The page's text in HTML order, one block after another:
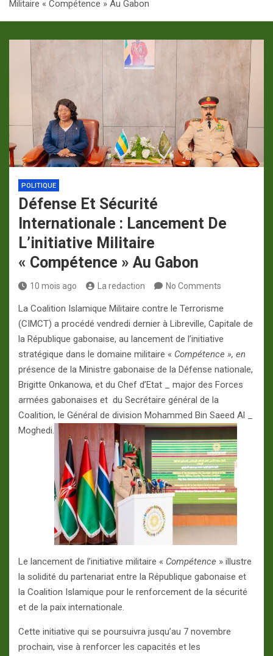
Militaire « Compétence » Au Gabon
POLITIQUE
Défense Et Sécurité
Internationale : Lancement De
L’initiative Militaire
« Compétence » Au Gabon
10 mois ago La redaction No Comments
La Coalition Islamique Militaire contre le Terrorisme
(CIMCT) a procédé vendredi dernier à Libreville, Capitale de
la République gabonaise, au lancement de l’initiative
stratégique dans le domaine militaire « Compétence », en
présence de la Ministre gabonaise de la Défense nationale,
Brigitte Onkanowa, et du Chef d’Etat _ major des Forces
armées gabonaises et du Secrétaire général de la
Coalition, le Général de division Mohammed Bin Saeed Al _
Moghedi.
Le lancement de l’initiative militaire « Compétence » illustre
la solidité du partenariat entre la République gabonaise et
la Coalition Islamique pour le renforcement de la sécurité
et de la paix internationale.
Cette initiative qui se poursuivra jusqu’au 7 novembre
prochain, vise à renforcer les capacités et les
p